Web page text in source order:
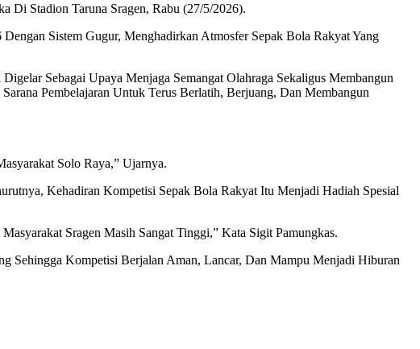
Di Stadion Taruna Sragen, Rabu (27/5/2026).
Sistem Gugur, Menghadirkan Atmosfer Sepak Bola Rakyat Yang
Sebagai Upaya Menjaga Semangat Olahraga Sekaligus Membangun
Pembelajaran Untuk Terus Berlatih, Berjuang, Dan Membangun
Solo Raya,” Ujarnya.
Kehadiran Kompetisi Sepak Bola Rakyat Itu Menjadi Hadiah Spesial
Sragen Masih Sangat Tinggi,” Kata Sigit Pamungkas.
Sehingga Kompetisi Berjalan Aman, Lancar, Dan Mampu Menjadi Hiburan